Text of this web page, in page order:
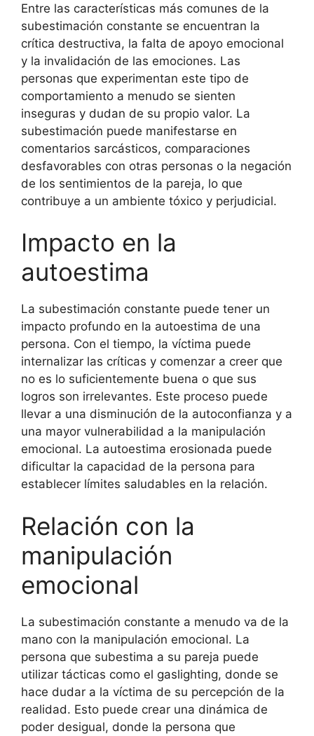
Entre las características más comunes de la
subestimación constante se encuentran la
crítica destructiva, la falta de apoyo emocional
y la invalidación de las emociones. Las
personas que experimentan este tipo de
comportamiento a menudo se sienten
inseguras y dudan de su propio valor. La
subestimación puede manifestarse en
comentarios sarcásticos, comparaciones
desfavorables con otras personas o la negación
de los sentimientos de la pareja, lo que
contribuye a un ambiente tóxico y perjudicial.
Impacto en la
autoestima
La subestimación constante puede tener un
impacto profundo en la autoestima de una
persona. Con el tiempo, la víctima puede
internalizar las críticas y comenzar a creer que
no es lo suficientemente buena o que sus
logros son irrelevantes. Este proceso puede
llevar a una disminución de la autoconfianza y a
una mayor vulnerabilidad a la manipulación
emocional. La autoestima erosionada puede
dificultar la capacidad de la persona para
establecer límites saludables en la relación.
Relación con la
manipulación
emocional
La subestimación constante a menudo va de la
mano con la manipulación emocional. La
persona que subestima a su pareja puede
utilizar tácticas como el gaslighting, donde se
hace dudar a la víctima de su percepción de la
realidad. Esto puede crear una dinámica de
poder desigual, donde la persona que